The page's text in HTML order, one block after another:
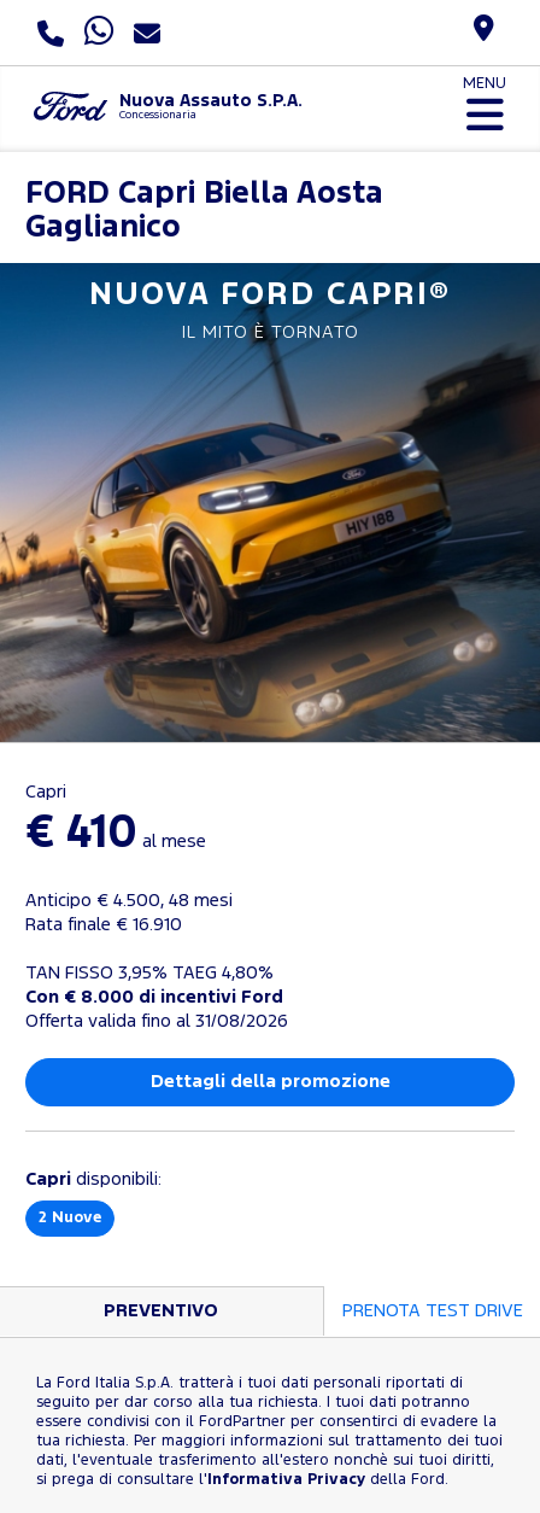
Nuova Assauto S.P.A.
Concessionaria
MENU
FORD Capri Biella Aosta
Gaglianico
NUOVA FORD CAPRI®
IL MITO È TORNATO
Capri
€ 410 al mese
Anticipo € 4.500, 48 mesi
Rata finale € 16.910
TAN FISSO 3,95% TAEG 4,80%
Con € 8.000 di incentivi Ford
Offerta valida fino al 31/08/2026
Dettagli della promozione
Capri disponibili:
2 Nuove
PREVENTIVO PRENOTA TEST DRIVE
La Ford Italia S.p.A. tratterà i tuoi dati personali riportati di
seguito per dar corso alla tua richiesta. I tuoi dati potranno
essere condivisi con il FordPartner per consentirci di evadere la
tua richiesta. Per maggiori informazioni sul trattamento dei tuoi
dati, l'eventuale trasferimento all'estero nonchè sui tuoi diritti,
si prega di consultare l' Informativa Privacy della Ford.